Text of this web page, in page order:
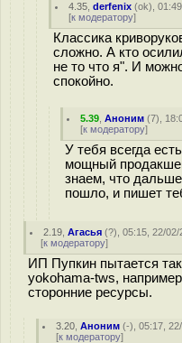
4.35 ,derfenix (ok),
[к модератору]
Классика
сложно. А кто
не то что я". И
спокойно.
5.39 ,Аноним (7),
[к модератору]
У тебя всегда
мощный
знаем, что
пошло, и пишет
2.19 ,Агасья (?), 05:15, 22/02/
[к модератору]
ИП Пупкин пытается
yokohama-tws,
сторонние ресурсы.
3.20 ,Аноним (-), 05:17,
[к модератору]